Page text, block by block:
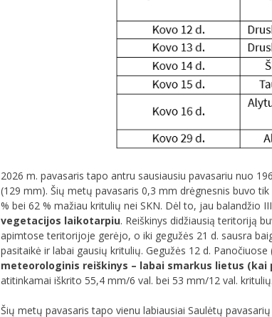
2026 m. pavasaris tapo antru sausiausiu pavasariu nuo
(129 mm). Šių metų pavasaris 0,3 mm drėgnesnis buvo
% bei 62 % mažiau kritulių nei SKN. Dėl to, jau balandžio
vegetacijos laikotarpiu. Reiškinys didžiausią teritoriją
apimtose teritorijoje gerėjo, o iki gegužės 21 d. sausra
pasitaikė ir labai gausių kritulių. Gegužės 12 d.
meteorologinis reiškinys – labai smarkus lietus
atitinkamai iškrito 55,4 mm/6 val. bei 53 mm/12 val. kritulių.
Šių metų pavasaris tapo vienu labiausiai Saulėtų